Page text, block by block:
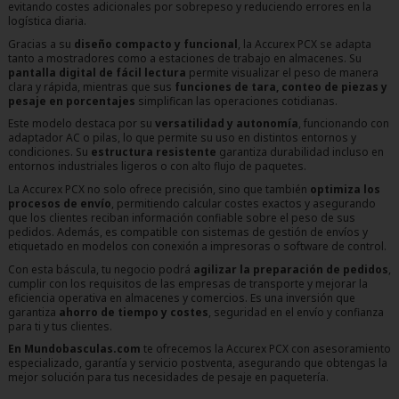
evitando costes adicionales por sobrepeso y reduciendo errores en la
logística diaria.
Gracias a su diseño compacto y funcional, la Accurex PCX se adapta
tanto a mostradores como a estaciones de trabajo en almacenes. Su
pantalla digital de fácil lectura permite visualizar el peso de manera
clara y rápida, mientras que sus funciones de tara, conteo de piezas y
pesaje en porcentajes simplifican las operaciones cotidianas.
Este modelo destaca por su versatilidad y autonomía, funcionando con
adaptador AC o pilas, lo que permite su uso en distintos entornos y
condiciones. Su estructura resistente garantiza durabilidad incluso en
entornos industriales ligeros o con alto flujo de paquetes.
La Accurex PCX no solo ofrece precisión, sino que también optimiza los
procesos de envío, permitiendo calcular costes exactos y asegurando
que los clientes reciban información confiable sobre el peso de sus
pedidos. Además, es compatible con sistemas de gestión de envíos y
etiquetado en modelos con conexión a impresoras o software de control.
Con esta báscula, tu negocio podrá agilizar la preparación de pedidos,
cumplir con los requisitos de las empresas de transporte y mejorar la
eficiencia operativa en almacenes y comercios. Es una inversión que
garantiza ahorro de tiempo y costes, seguridad en el envío y confianza
para ti y tus clientes.
En Mundobasculas.com te ofrecemos la Accurex PCX con asesoramiento
especializado, garantía y servicio postventa, asegurando que obtengas la
mejor solución para tus necesidades de pesaje en paquetería.